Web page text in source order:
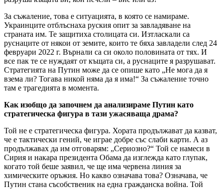
За съжаление, това е ситуацията, в която се намираме.
Украинците отблъснаха руския опит за завладяване на
страната им. Те защитиха столицата си. Изтласкали са
руснаците от някои от земите, които те бяха завладели след 24
февруари 2022 г. Върнали са си около половината от тях. И
все пак те се нуждаят от къщата си, а руснаците я разрушават.
Стратегията на Путин може да се опише като „Не мога да я
взема ли? Тогава никой няма да я има!“ За съжаление точно
там е трагедията в момента.
Как изобщо да започнем да анализираме Путин като
стратегическа фигура в тази ужасяваща драма?
Той не е стратегическа фигура. Хората продължават да казват,
че е тактически гений, че играе добре със слаби карти. А аз
продължавах да им отговарям: „Сериозно?“ Той се намеси в
Сирия и накара президента Обама да изглежда като глупак,
когато той беше заявил, че ще има червена линия за
химическите оръжия. Но какво означава това? Означава, че
Путин стана съсобственик на една гражданска война. Той